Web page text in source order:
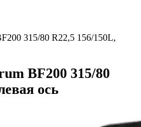
315/80 R22,5 156/150L,
BF200 315/80
ось